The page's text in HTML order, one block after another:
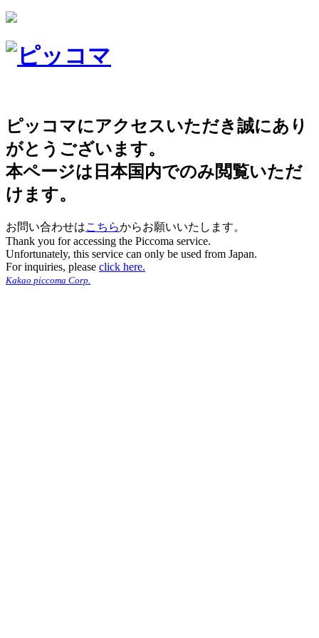
ピッコマにアクセスいただき誠にあり
がとうございます。
本ページは日本国内でのみ閲覧いただ
けます。
お問い合わせはこちらからお願いいたします。
Thank you for accessing the Piccoma service.
Unfortunately, this service can only be used from Japan.
For inquiries, please click here.
Kakao piccoma Corp.